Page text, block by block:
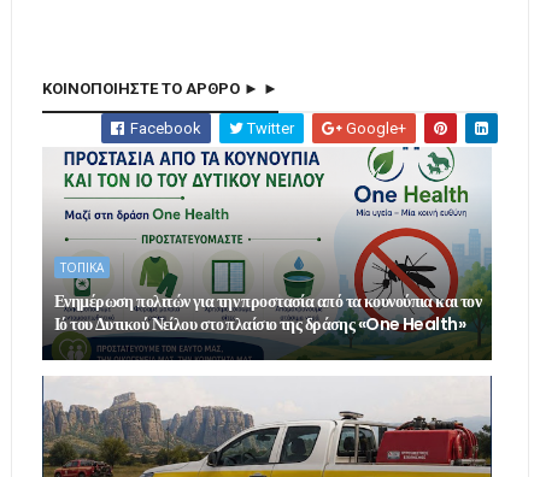
ΚΟΙΝΟΠΟΙΗΣΤΕ ΤΟ ΑΡΘΡΟ ► ►
Facebook Twitter Google+
ΤΟΠΙΚΑ
Ενημέρωση πολιτών για την προστασία από τα κουνούπια και τον
Ιό του Δυτικού Νείλου στο πλαίσιο της δράσης «One Health»